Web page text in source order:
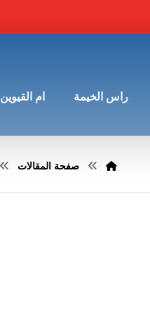
راس الخيمة ام القيوين
صفحة المقالات